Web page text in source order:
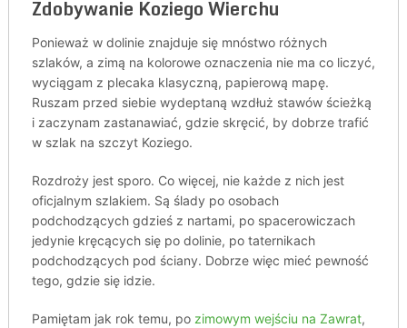
Zdobywanie Koziego Wierchu
Ponieważ w dolinie znajduje się mnóstwo różnych
szlaków, a zimą na kolorowe oznaczenia nie ma co liczyć,
wyciągam z plecaka klasyczną, papierową mapę.
Ruszam przed siebie wydeptaną wzdłuż stawów ścieżką
i zaczynam zastanawiać, gdzie skręcić, by dobrze trafić
w szlak na szczyt Koziego.
Rozdroży jest sporo. Co więcej, nie każde z nich jest
oficjalnym szlakiem. Są ślady po osobach
podchodzących gdzieś z nartami, po spacerowiczach
jedynie kręcących się po dolinie, po taternikach
podchodzących pod ściany. Dobrze więc mieć pewność
tego, gdzie się idzie.
Pamiętam jak rok temu, po zimowym wejściu na Zawrat,